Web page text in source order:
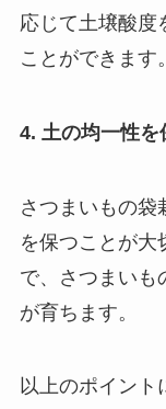
応じて土壌酸度
ことができます。
4. 土の均一性を
さつまいもの袋
を保つことが大
で、さつまいも
が育ちます。
以上のポイント